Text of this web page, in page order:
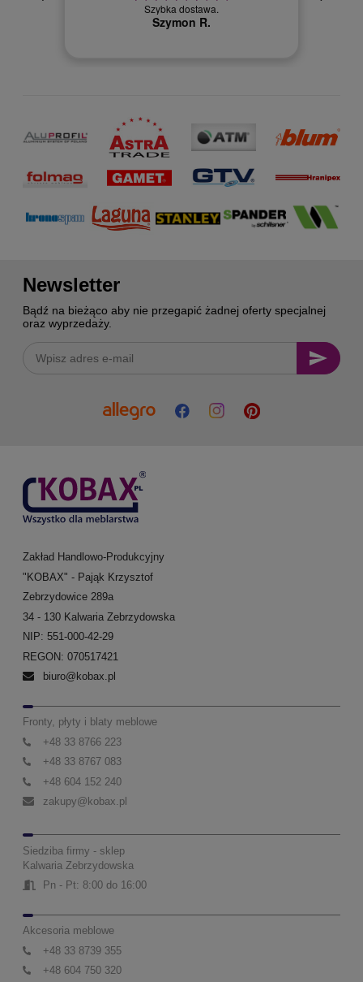
Szybka dostawa.
Szymon R.
Newsletter
Bądź na bieżąco aby nie przegapić żadnej oferty specjalnej
oraz wyprzedaży.
Zakład Handlowo-Produkcyjny
"KOBAX" - Pająk Krzysztof
Zebrzydowice 289a
34 - 130 Kalwaria Zebrzydowska
NIP: 551-000-42-29
REGON: 070517421
biuro@kobax.pl
Fronty, płyty i blaty meblowe
+48 33 8766 223
+48 33 8767 083
+48 604 152 240
zakupy@kobax.pl
Siedziba firmy - sklep
Kalwaria Zebrzydowska
Pn - Pt: 8:00 do 16:00
Akcesoria meblowe
+48 33 8739 355
+48 604 750 320